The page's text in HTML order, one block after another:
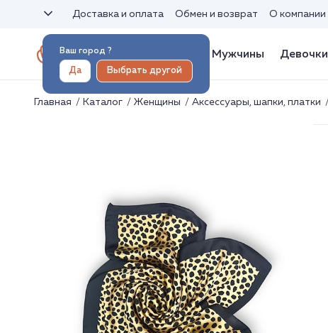
Ваш город ?
Да Выбрать другой
Доставка и оплата Обмен и возврат О компании
Мужчины Девочки
Главная Каталог Женщины Аксессуары, шапки, платки